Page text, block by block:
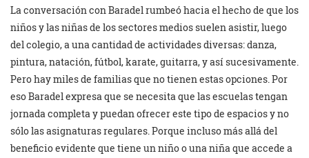
La conversación con Baradel rumbeó hacia el hecho de que los
niños y las niñas de los sectores medios suelen asistir, luego
del colegio, a una cantidad de actividades diversas: danza,
pintura, natación, fútbol, karate, guitarra, y así sucesivamente.
Pero hay miles de familias que no tienen estas opciones. Por
eso Baradel expresa que se necesita que las escuelas tengan
jornada completa y puedan ofrecer este tipo de espacios y no
sólo las asignaturas regulares. Porque incluso más allá del
beneficio evidente que tiene un niño o una niña que accede a